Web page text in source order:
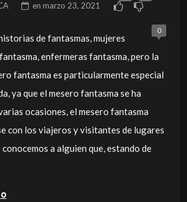
enmarzo 23, 2021
0
de fantasmas, mujeres
enfermeras fantasma, pero la
fantasma es particularmente especial
ya que el mesero fantasma se ha
ocasiones, el mesero fantasma
con los viajeros y visitantes de lugares
a alguien que, estando de